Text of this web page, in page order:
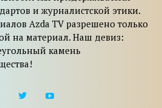
и журналистской этики.
Azda TV разрешено только
на материал. Наш девиз:
камень